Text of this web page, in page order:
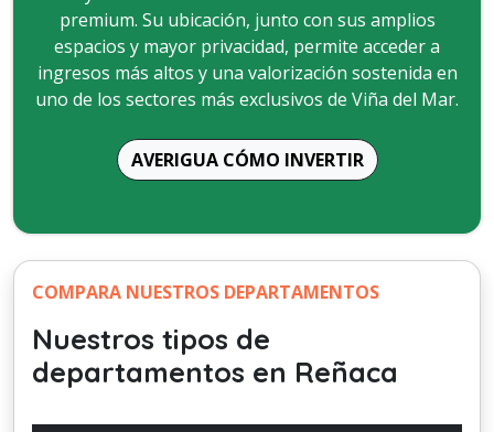
premium. Su ubicación, junto con sus amplios
espacios y mayor privacidad, permite acceder a
ingresos más altos y una valorización sostenida en
uno de los sectores más exclusivos de Viña del Mar.
AVERIGUA CÓMO INVERTIR
COMPARA NUESTROS DEPARTAMENTOS
Nuestros tipos de
departamentos en Reñaca